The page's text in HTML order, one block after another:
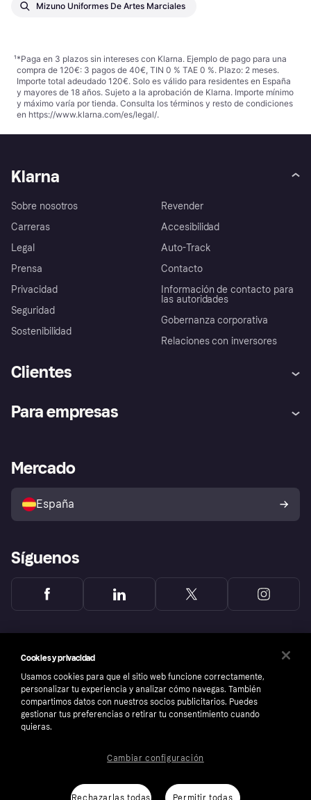
Mizuno Uniformes De Artes Marciales
¹*Paga en 3 plazos sin intereses con Klarna. Ejemplo de pago para una
compra de 120€: 3 pagos de 40€, TIN 0 % TAE 0 %. Plazo: 2 meses.
Importe total adeudado 120€. Solo es válido para residentes en España
y mayores de 18 años. Sujeto a la aprobación de Klarna. Importe mínimo
y máximo varía por tienda. Consulta los términos y resto de condiciones
en https://www.klarna.com/es/legal/.
Klarna
Sobre nosotros
Carreras
Legal
Prensa
Privacidad
Seguridad
Sostenibilidad
Revender
Accesibilidad
Auto-Track
Contacto
Información de contacto para
las autoridades
Gobernanza corporativa
Relaciones con inversores
Clientes
Inicio de sesión
Directorio de tiendas
Política de protección al
comprador de Klarna
Reclamaciones
Para empresas
Acceso empresas
Mercado
España
Síguenos
Número de empresa: 556737-0431
Cookies y privacidad
Usamos cookies para que el sitio web funcione correctamente,
personalizar tu experiencia y analizar cómo navegas. También
compartimos datos con nuestros socios publicitarios. Puedes
gestionar tus preferencias o retirar tu consentimiento cuando
quieras.
Rechazarlas todas Permitir todas
Cambiar configuración